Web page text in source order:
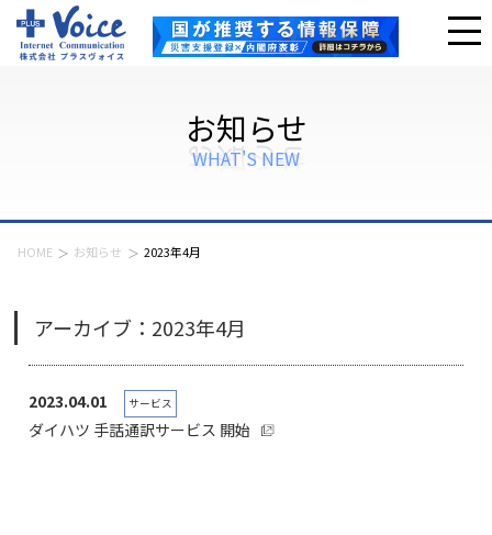
お知らせ
WHAT'S NEW
HOME お知らせ 2023年4月
アーカイブ：2023年4月
2023.04.01 サービス
ダイハツ 手話通訳サービス 開始